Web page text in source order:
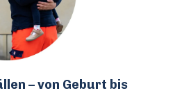
– von Geburt bis